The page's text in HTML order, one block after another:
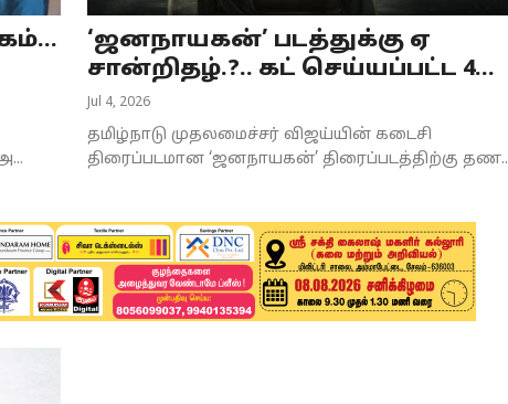
‘ஜனநாயகன்’ படத்துக்கு ஏ
சான்றிதழ்.?.. கட் செய்யப்பட்ட 4...
Jul 4, 2026
தமிழ்நாடு முதலமைச்சர் விஜய்யின் கடைசி
திரைப்படமான ‘ஜனநாயகன்’ திரைப்படத்திற்கு